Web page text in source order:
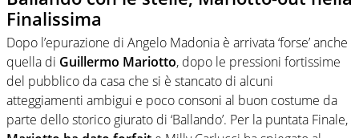
Finalissima
Dopo l’epurazione di Angelo Madonia è arrivata ‘forse’ anche
quella di Guillermo Mariotto, dopo le pressioni fortissime
del pubblico da casa che si è stancato di alcuni
atteggiamenti ambigui e poco consoni al buon costume da
parte dello storico giurato di ‘Ballando’. Per la puntata Finale,